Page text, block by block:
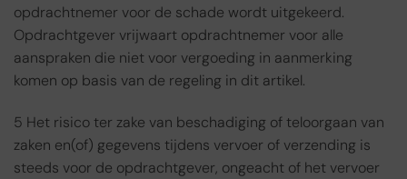
opdrachtnemer voor de schade wordt uitgekeerd.
Opdrachtgever vrijwaart opdrachtnemer voor alle
aanspraken die niet voor vergoeding in aanmerking
komen op basis van de regeling in dit artikel.
5 Het risico ter zake van beschadiging of teloorgaan van
zaken en(of) gegevens tijdens vervoer of verzending is
steeds voor de opdrachtgever, ongeacht of het vervoer